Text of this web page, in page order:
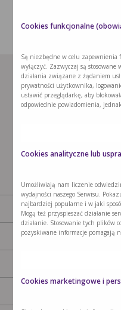
AKTUALNOŚCI
GDZIE KUPIĆ
Cookies funkcjonalne
Są niezbędne w celu zapewnienia
wyłączyć. Zazwyczaj są
działania związane z żądaniem
prywatności użytkownika,
ustawić przeglądarkę, aby
odpowiednie powiadomienia,
Cookies analityczne lub
Umożliwiają nam liczenie
wydajności naszego Serwisu.
najbardziej popularne i w jaki
Mogą też przyspieszać działanie
działanie. Stosowanie tych plików
pozyskiwane informacje pomagają
Cookies marketingowe i